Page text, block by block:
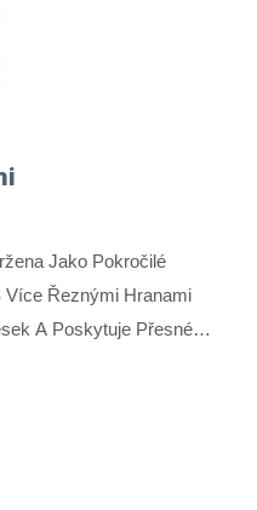
Jako Pokročilé
Více Řeznými Hranami
A Poskytuje Přesné